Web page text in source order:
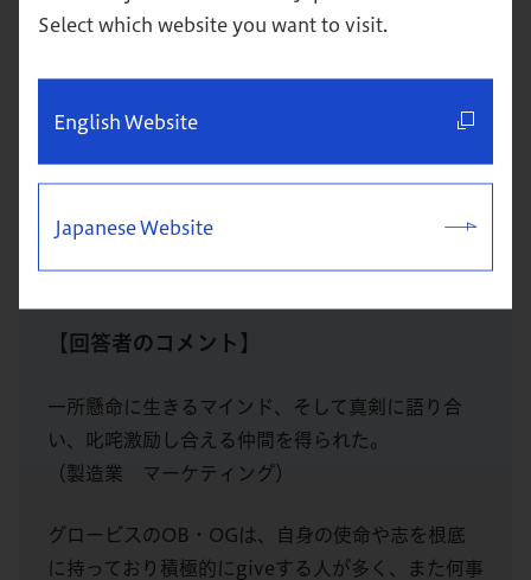
Select which website you want to visit.
English Website
Japanese Website
【回答者のコメント】
一所懸命に生きるマインド、そして真剣に語り合
い、叱咤激励し合える仲間を得られた。
（製造業 マーケティング）
グロービスのOB・OGは、自身の使命や志を根底
に持っており積極的にgiveする人が多く、また何事